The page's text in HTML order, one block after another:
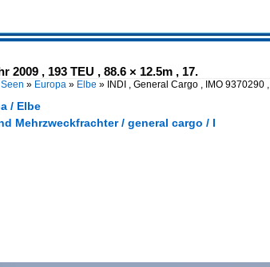
2009 , 193 TEU , 88.6 × 12.5m , 17.
» Europa » Elbe » INDI , General Cargo , IMO 9370290 ,
/ Elbe
Mehrzweckfrachter / general cargo / I